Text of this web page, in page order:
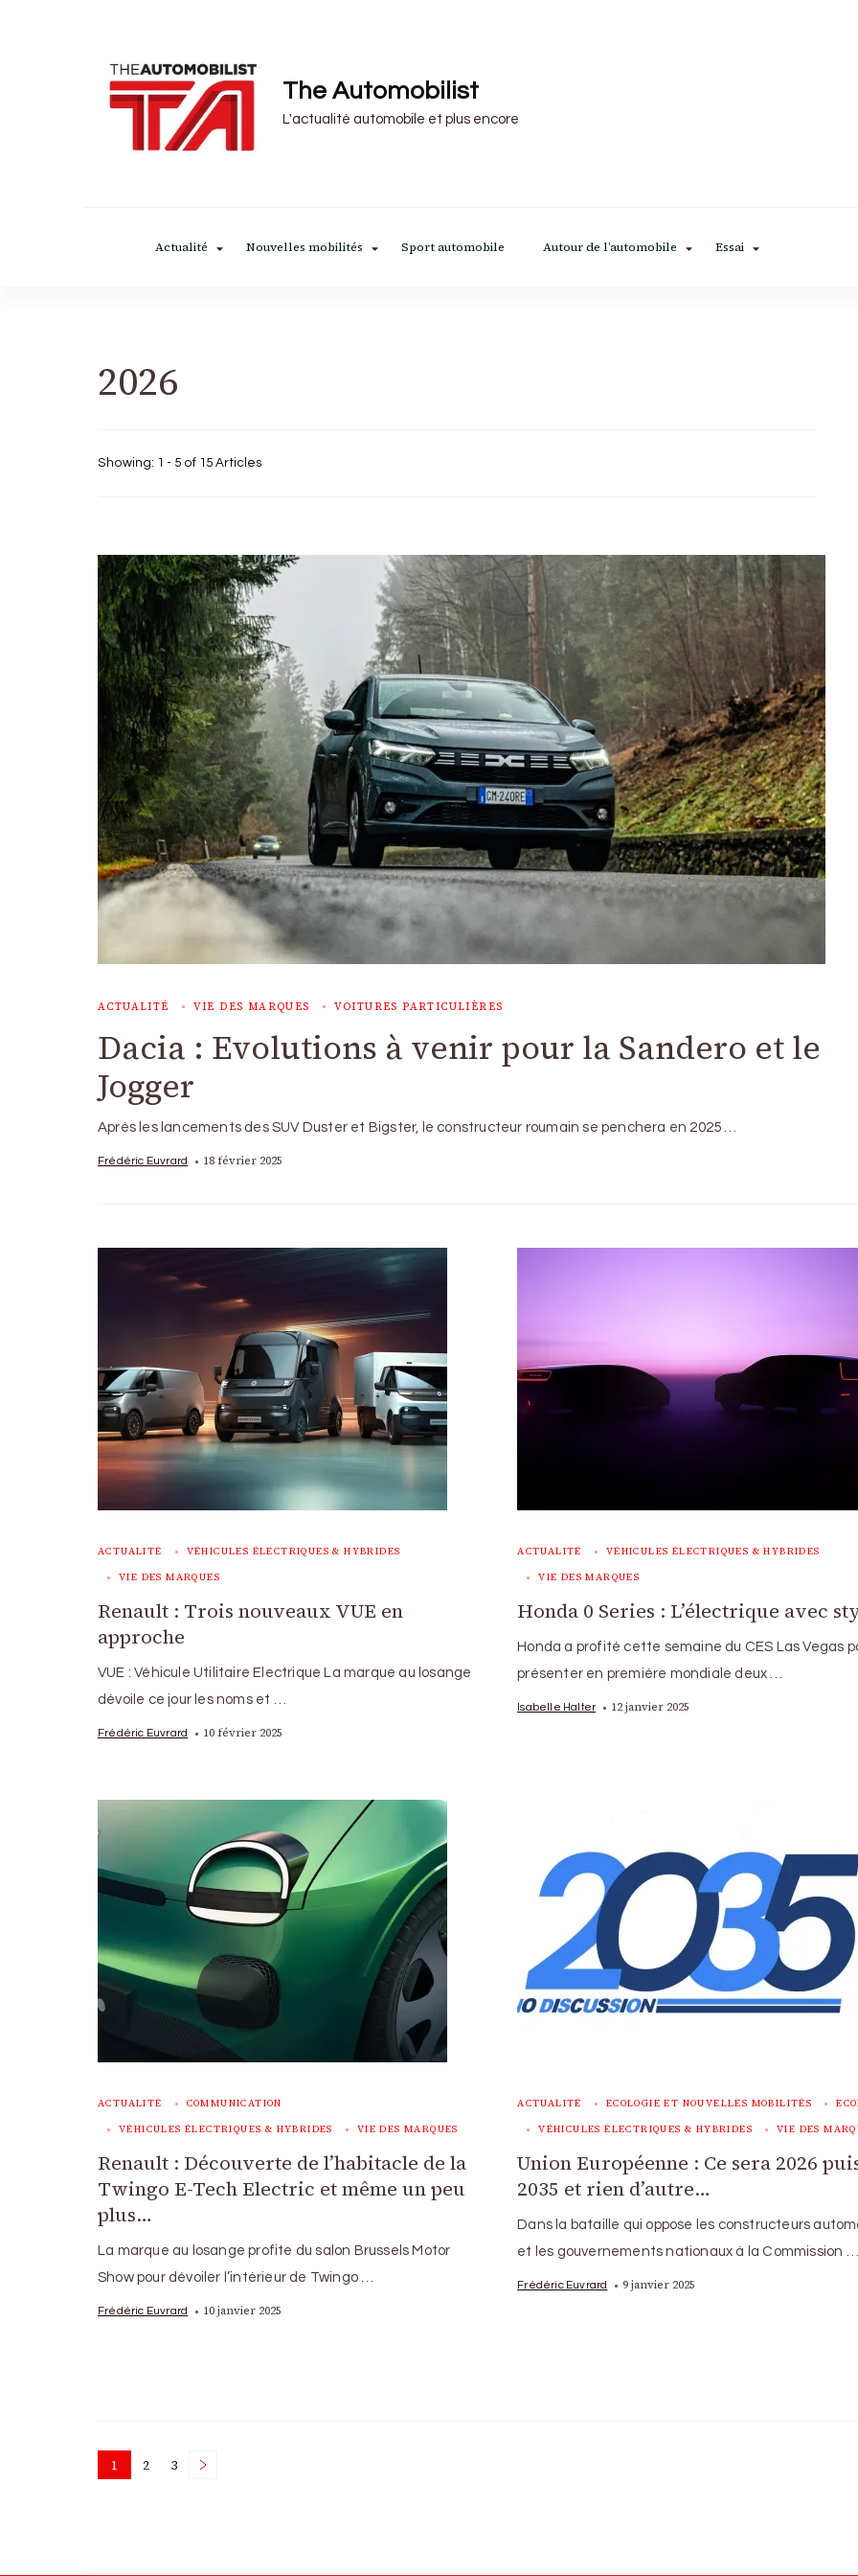
The Automobilist
L'actualité automobile et plus encore
Actualité Nouvelles mobilités Sport automobile Autour de l’automobile Essai
2026
Showing: 1 - 5 of 15 Articles
ACTUALITÉ VIE DES MARQUES VOITURES PARTICULIÈRES
Dacia : Evolutions à venir pour la Sandero et le
Jogger
Après les lancements des SUV Duster et Bigster, le constructeur roumain se penchera en 2025 …
Frédéric Euvrard 18 février 2025
ACTUALITÉ VÉHICULES ÉLECTRIQUES & HYBRIDES
VIE DES MARQUES
Renault : Trois nouveaux VUE en
approche
VUE : Véhicule Utilitaire Electrique La marque au losange
dévoile ce jour les noms et …
Frédéric Euvrard 10 février 2025
ACTUALITÉ VÉHICULES ÉLECTRIQUES & HYBRIDES
VIE DES MARQUES
Honda 0 Series : L’électrique avec
Honda a profité cette semaine du CES Las Vegas
présenter en première mondiale deux …
Isabelle Halter 12 janvier 2025
ACTUALITÉ COMMUNICATION
VÉHICULES ÉLECTRIQUES & HYBRIDES VIE DES MARQUES
Renault : Découverte de l’habitacle de la
Twingo E-Tech Electric et même un peu
plus…
La marque au losange profite du salon Brussels Motor
Show pour dévoiler l’intérieur de Twingo …
Frédéric Euvrard 10 janvier 2025
ACTUALITÉ ECOLOGIE ET NOUVELLES MOBILITÉS
VÉHICULES ÉLECTRIQUES & HYBRIDES VIE DES
Union Européenne : Ce sera 2026
2035 et rien d’autre…
Dans la bataille qui oppose les constructeurs
et les gouvernements nationaux à la Commission …
Frédéric Euvrard 9 janvier 2025
Posts
Page
1 Page
2 Page
3